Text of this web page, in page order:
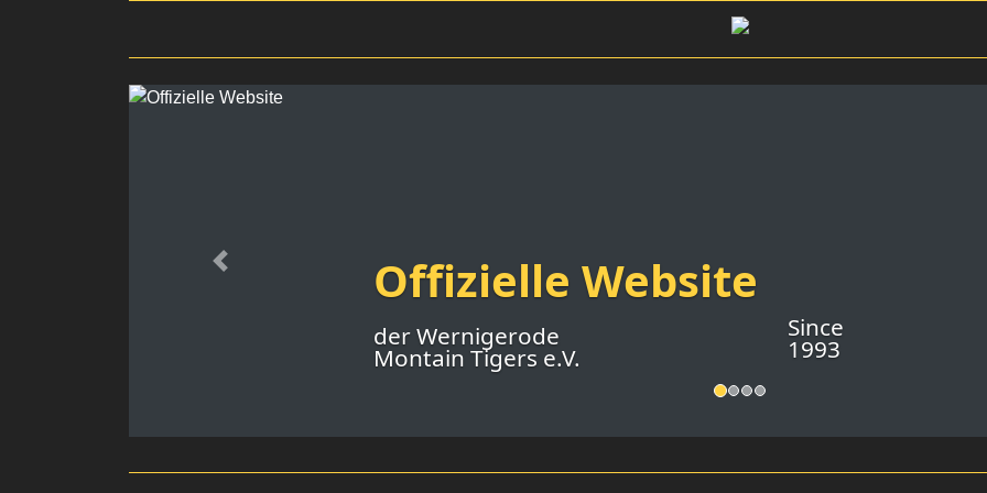
Offizielle Website
der Wernigerode
Montain Tigers e.V.
Since
1993
Previous